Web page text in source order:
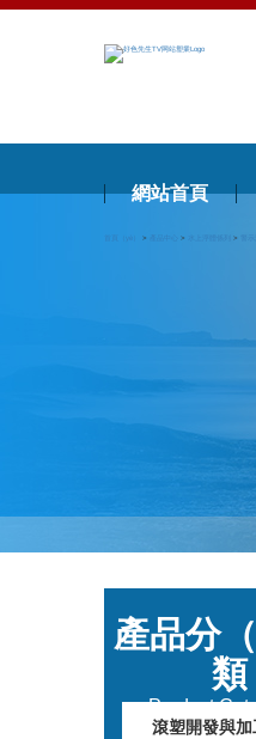
網站首頁
> > >
產品分
類
Product
滾塑開發與加